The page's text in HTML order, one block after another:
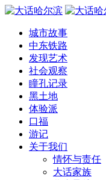
城市故事
中东铁路
发现艺术
社会观察
瞳孔记录
黑土地
体验派
口福
游记
关于我们
情怀与责任
大话家族